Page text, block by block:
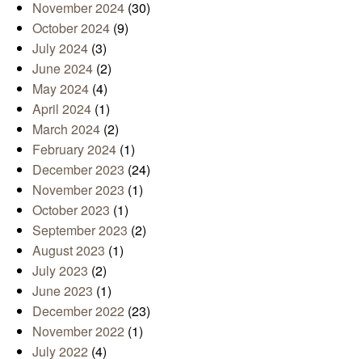
November 2024 (30)
October 2024 (9)
July 2024 (3)
June 2024 (2)
May 2024 (4)
April 2024 (1)
March 2024 (2)
February 2024 (1)
December 2023 (24)
November 2023 (1)
October 2023 (1)
September 2023 (2)
August 2023 (1)
July 2023 (2)
June 2023 (1)
December 2022 (23)
November 2022 (1)
July 2022 (4)